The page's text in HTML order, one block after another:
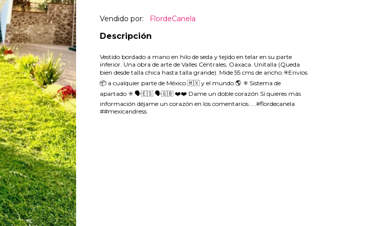
Vendido por: FlordeCanela
Descripción
Vestido bordado a mano en hilo de seda y tejido en telar en su parte
inferior. Una obra de arte de Valles Céntrales, Oaxaca. Unitalla (Queda
bien desde talla chica hasta talla grande). Mide 55 cms de ancho.✳️Envíos
📦 a cualquier parte de México 🇲🇽 y el mundo 🌎 ✳️ Sistema de
apartado ✳️ 🗣🇪🇸 🗣🇬🇧 ❤️❤️ Dame un doble corazón Si quieres más
información déjame un corazón en los comentarios.....#flordecanela
##mexicandress